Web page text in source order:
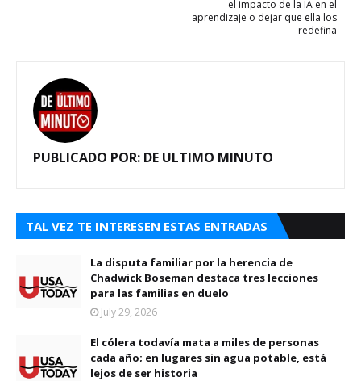
el impacto de la IA en el
aprendizaje o dejar que ella los
redefina
PUBLICADO POR: DE ULTIMO MINUTO
TAL VEZ TE INTERESEN ESTAS ENTRADAS
La disputa familiar por la herencia de
Chadwick Boseman destaca tres lecciones
para las familias en duelo
July 29, 2026
El cólera todavía mata a miles de personas
cada año; en lugares sin agua potable, está
lejos de ser historia